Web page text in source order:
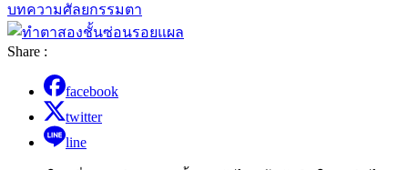
บทความศัลยกรรมตา
Share :
facebook
twitter
line